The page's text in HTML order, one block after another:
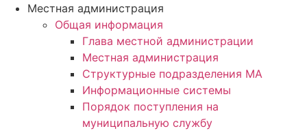
Местная администрация
Общая информация
Глава местной администрации
Местная администрация
Структурные подразделения МА
Информационные системы
Порядок поступления на
муниципальную службу